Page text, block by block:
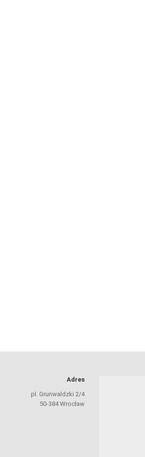
Adres
pl. Grunwaldzki 2/4
50-384 Wrocław